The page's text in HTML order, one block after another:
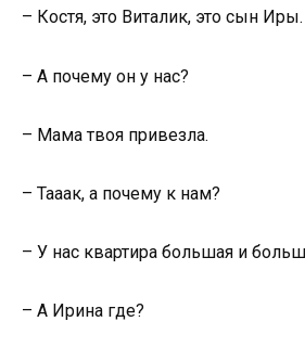
– Костя, это Виталик, это сын Иры.
– А почему он у нас?
– Мама твоя привезла.
– Тааак, а почему к нам?
– У нас квартира большая и
– А Ирина где?